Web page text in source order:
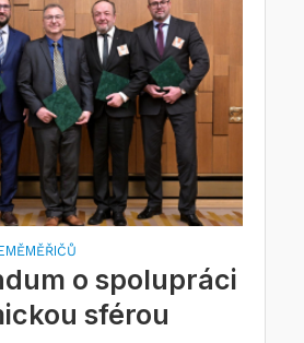
o spolupráci
sférou